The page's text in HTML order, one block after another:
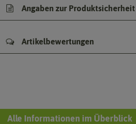
Angaben zur Produktsicherheit
Artikelbewertungen
Alle Informationen im Überblick